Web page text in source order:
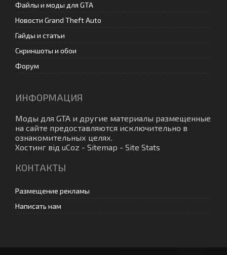
Файлы и моды для GTA
Новости Grand Theft Auto
Гайды и статьи
Скриншоты и обои
Форум
ИНФОРМАЦИЯ
Моды для GTA и другие материалы размещенные
на сайте предоставляются исключительно в
ознакомительных целях.
Хостинг від uCoz - Sitemap - Site Stats
КОНТАКТЫ
Размещение рекламы
Написать нам